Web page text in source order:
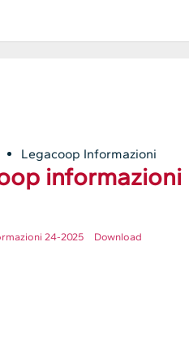
Legacoop Informazioni
informazioni
24-2025 Download